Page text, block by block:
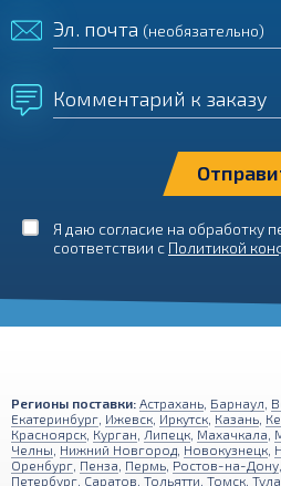
Эл. почта (необязательно)
Комментарий к заказу
Я даю согласие на обработку
соответствии с Политикой
Регионы поставки: Астрахань Барнаул
Екатеринбург Ижевск Иркутск Казань
Красноярск Курган Липецк Махачкала
Челны Нижний Новгород Новокузнецк
Оренбург Пенза Пермь Ростов-на-Дону
Петербург Саратов Тольятти Томск Тула